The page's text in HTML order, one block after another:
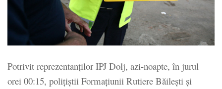
Potrivit reprezentanților IPJ Dolj, azi-noapte, în jurul
orei 00:15, polițiștii Formațiunii Rutiere Băilești și